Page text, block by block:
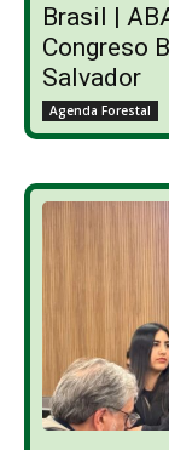
Brasil |
Congreso
Salvador
Agenda Forestal